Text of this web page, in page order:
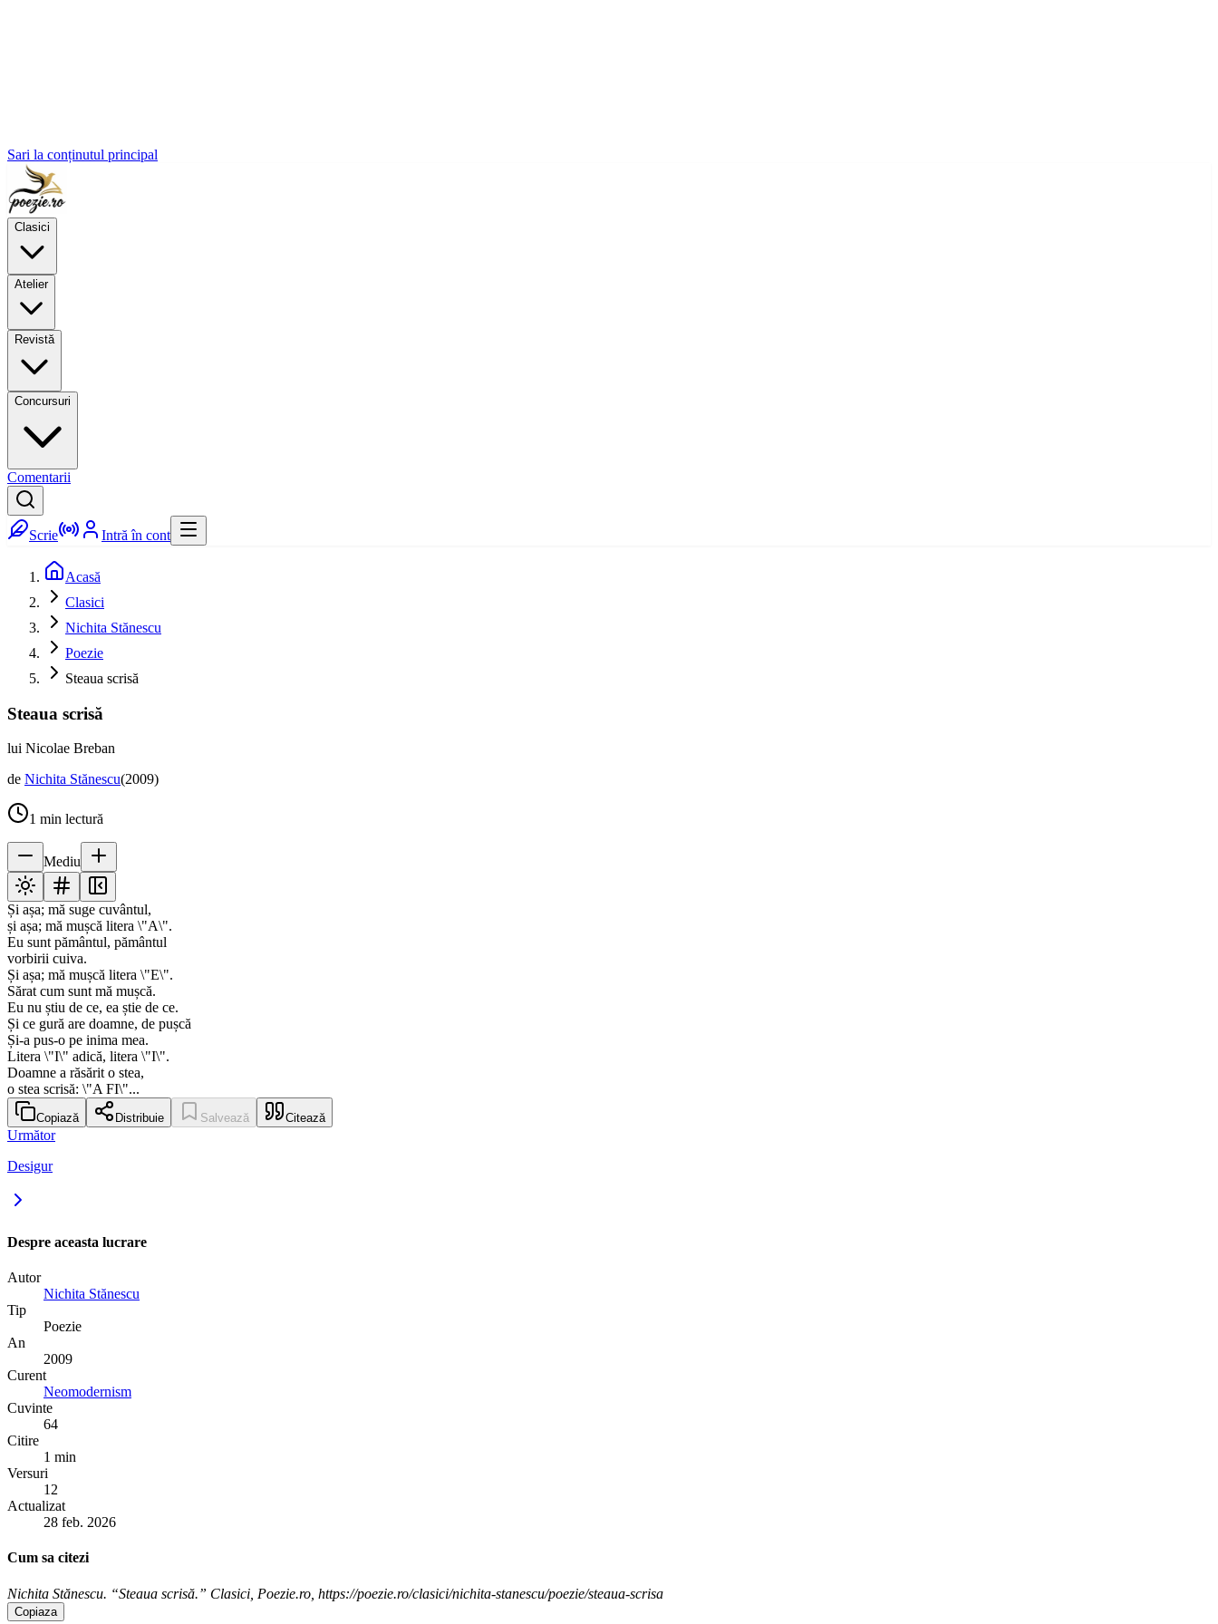
Sari la conținutul principal
Clasici
Atelier
Revistă
Concursuri
Comentarii
Scrie Intră în cont
Acasă
Clasici
Nichita Stănescu
Poezie
Steaua scrisă
Steaua scrisă
lui Nicolae Breban
de Nichita Stănescu(2009)
1 min lectură
Mediu
Și așa; mă suge cuvântul,
și așa; mă mușcă litera \"A\".
Eu sunt pământul, pământul
vorbirii cuiva.
Și așa; mă mușcă litera \"E\".
Sărat cum sunt mă mușcă.
Eu nu știu de ce, ea știe de ce.
Și ce gură are doamne, de pușcă
Și-a pus-o pe inima mea.
Litera \"I\" adică, litera \"I\".
Doamne a răsărit o stea,
o stea scrisă: \"A FI\"...
Copiază Distribuie Salvează Citează
Următor
Desigur
Despre aceasta lucrare
Autor
Nichita Stănescu
Tip
Poezie
An
2009
Curent
Neomodernism
Cuvinte
64
Citire
1 min
Versuri
12
Actualizat
28 feb. 2026
Cum sa citezi
Nichita Stănescu. “Steaua scrisă.” Clasici, Poezie.ro, https://poezie.ro/clasici/nichita-stanescu/poezie/steaua-scrisa
Copiaza